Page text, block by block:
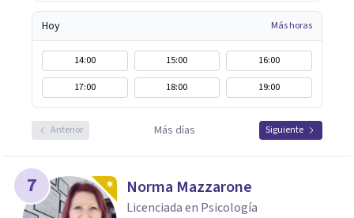
Hoy Más horas
14:00 15:00
16:00
17:00
18:00 19:00
Anterior Más días Siguiente
7 Norma Mazzarone
Licenciada en Psicología